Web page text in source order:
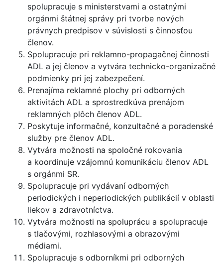
spolupracuje s ministerstvami a ostatnými
orgánmi štátnej správy pri tvorbe nových
právnych predpisov v súvislosti s činnosťou
členov.
Spolupracuje pri reklamno-propagačnej činnosti
ADL a jej členov a vytvára technicko-organizačné
podmienky pri jej zabezpečení.
Prenajíma reklamné plochy pri odborných
aktivitách ADL a sprostredkúva prenájom
reklamných plôch členov ADL.
Poskytuje informačné, konzultačné a poradenské
služby pre členov ADL.
Vytvára možnosti na spoločné rokovania
a koordinuje vzájomnú komunikáciu členov ADL
s orgánmi SR.
Spolupracuje pri vydávaní odborných
periodických i neperiodických publikácií v oblasti
liekov a zdravotníctva.
Vytvára možnosti na spoluprácu a spolupracuje
s tlačovými, rozhlasovými a obrazovými
médiami.
Spolupracuje s odborníkmi pri odborných